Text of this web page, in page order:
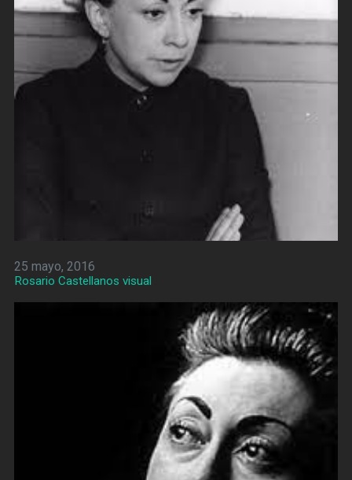
25 mayo, 2016
Rosario Castellanos visual